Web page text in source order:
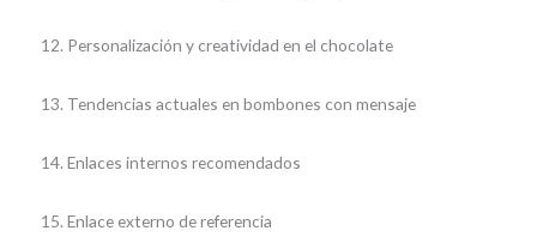
Personalización y creatividad en el chocolate
Tendencias actuales en bombones con mensaje
Enlaces internos recomendados
Enlace externo de referencia